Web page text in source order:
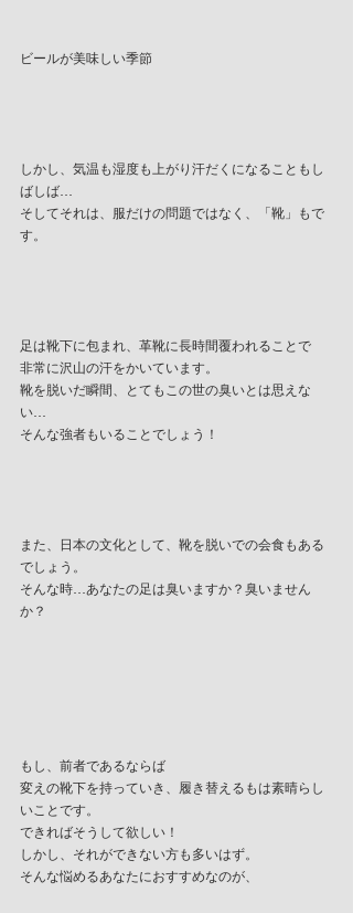
ビールが美味しい季節
しかし、気温も湿度も上がり汗だくになることもし
ばしば…
そしてそれは、服だけの問題ではなく、「靴」もで
す。
足は靴下に包まれ、革靴に長時間覆われることで
非常に沢山の汗をかいています。
靴を脱いだ瞬間、とてもこの世の臭いとは思えな
い…
そんな強者もいることでしょう！
また、日本の文化として、靴を脱いでの会食もある
でしょう。
そんな時…あなたの足は臭いますか？臭いません
か？
もし、前者であるならば
変えの靴下を持っていき、履き替えるもは素晴らし
いことです。
できればそうして欲しい！
しかし、それができない方も多いはず。
そんな悩めるあなたにおすすめなのが、